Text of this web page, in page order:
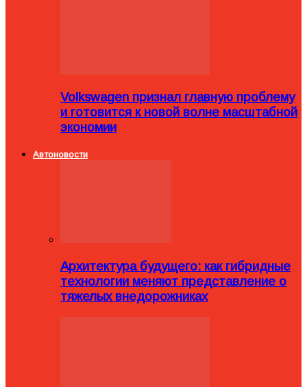
Volkswagen признал главную проблему
и готовится к новой волне масштабной
экономии
Автоновости
Архитектура будущего: как гибридные
технологии меняют представление о
тяжелых внедорожниках